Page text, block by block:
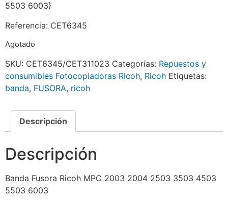
5503 6003}
Referencia: CET6345
Agotado
SKU: CET6345/CET311023 Categorías: Repuestos y
consumibles Fotocopiadoras Ricoh, Ricoh Etiquetas:
banda, FUSORA, ricoh
Descripción
Descripción
Banda Fusora Ricoh MPC 2003 2004 2503 3503 4503
5503 6003